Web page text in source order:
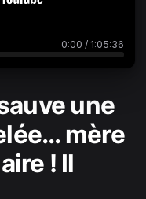
0:00 / 1:05:36
une
mère
! Il